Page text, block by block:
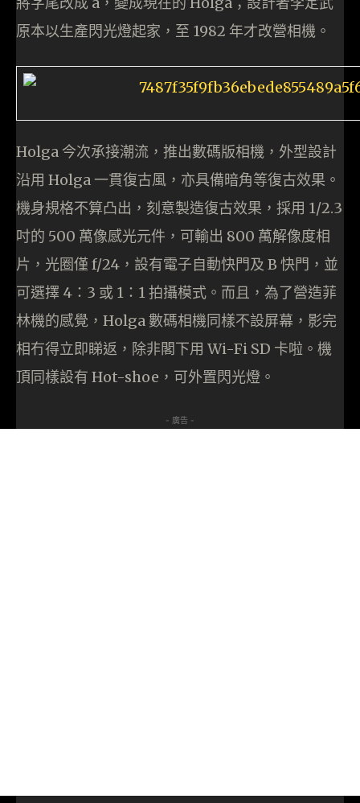
原本以生產閃光燈起家，至 1982 年才改營相機。
Holga 今次承接潮流，推出數碼版相機，外型設計
沿用 Holga 一貫復古風，亦具備暗角等復古效果。
機身規格不算凸出，刻意製造復古效果，採用 1/2.3
吋的 500 萬像感光元件，可輸出 800 萬解像度相
片，光圈僅 f/24，設有電子自動快門及 B 快門，並
可選擇 4：3 或 1：1 拍攝模式。而且，為了營造菲
林機的感覺，Holga 數碼相機同樣不設屏幕，影完
相冇得立即睇返，除非閣下用 Wi-Fi SD 卡啦。機
頂同樣設有 Hot-shoe，可外置閃光燈。
- 廣告 -